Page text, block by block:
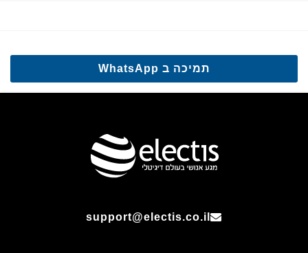
תמיכה ב WhatsApp
support@electis.co.il